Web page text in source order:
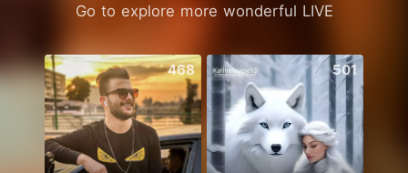
Go to explore more wonderful LIVE
468 501